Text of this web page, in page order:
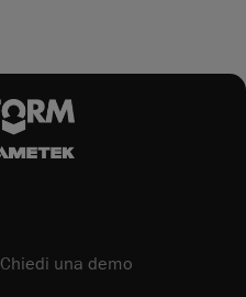
Chiedi una demo